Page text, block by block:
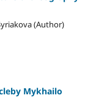
(Author)
Mykhailo